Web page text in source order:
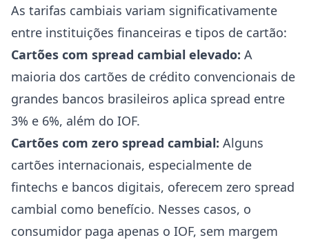
As tarifas cambiais variam significativamente
entre instituições financeiras e tipos de cartão:
Cartões com spread cambial elevado: A
maioria dos cartões de crédito convencionais de
grandes bancos brasileiros aplica spread entre
3% e 6%, além do IOF.
Cartões com zero spread cambial: Alguns
cartões internacionais, especialmente de
fintechs e bancos digitais, oferecem zero spread
cambial como benefício. Nesses casos, o
consumidor paga apenas o IOF, sem margem